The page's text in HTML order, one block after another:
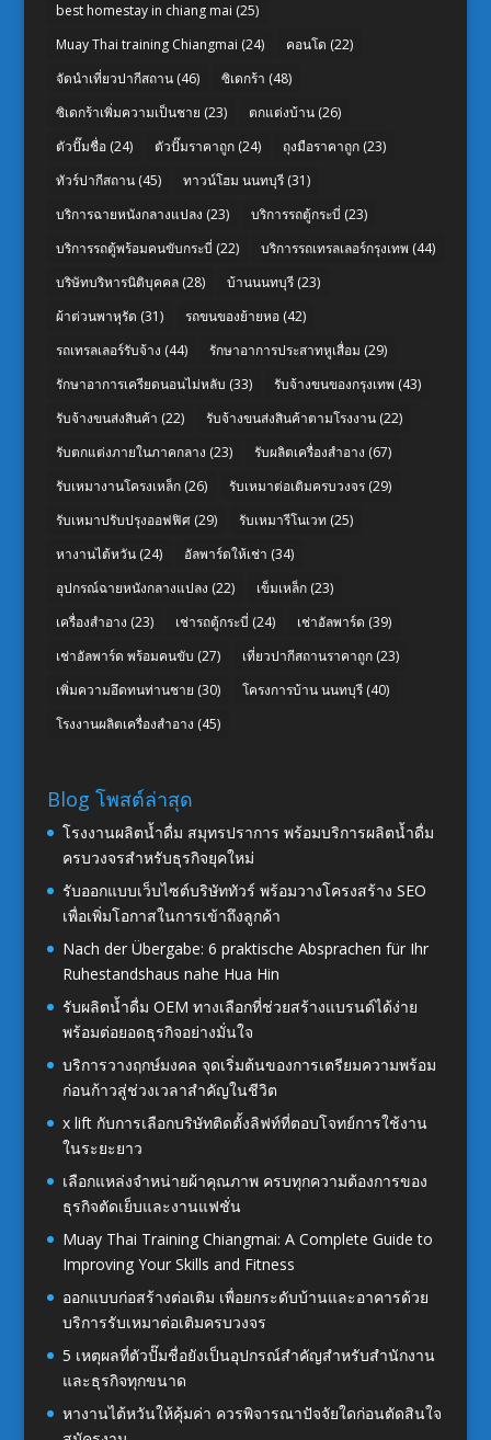
best homestay in chiang mai (25)
Muay Thai training Chiangmai (24) คอนโด (22)
จัดนำเที่ยวปากีสถาน(46) ซิเดกร้า (48)
ซิเดกร้าเพิ่มความเป็นชาย (23) ตกแต่งบ้าน(26)
ตัวปั๊มชื่อ(24) ตัวปั๊มราคาถูก(24) ถุงมือราคาถูก(23)
ทัวร์ปากีสถาน(45) ทาวน์โฮม นนทบุรี(31)
บริการฉายหนังกลางแปลง (23) บริการรถตู้กระบี่ (23)
บริการรถตู้พร้อมคนขับกระบี่ (22) บริการรถเทรลเลอร์กรุงเทพ (44)
บริษัทบริหารนิติบุคคล(28) บ้านนนทบุรี(23)
ผ้าต่วนพาหุรัด (31) รถขนของย้ายหอ(42)
รถเทรลเลอร์รับจ้าง (44) รักษาอาการประสาทหูเสื่อม (29)
รักษาอาการเครียดนอนไม่หลับ (33) รับจ้างขนของกรุงเทพ (43)
รับจ้างขนส่งสินค้า (22) รับจ้างขนส่งสินค้าตามโรงงาน(22)
รับตกแต่งภายในภาคกลาง (23) รับผลิตเครื่องสำอาง (67)
รับเหมางานโครงเหล็ก(26) รับเหมาต่อเติมครบวงจร(29)
รับเหมาปรับปรุงออฟฟิศ(29) รับเหมารีโนเวท (25)
หางานไต้หวัน(24) อัลพาร์ดให้เช่า (34)
อุปกรณ์ฉายหนังกลางแปลง (22) เข็มเหล็ก(23)
เครื่องสำอาง (23) เช่ารถตู้กระบี่ (24) เช่าอัลพาร์ด (39)
เช่าอัลพาร์ด พร้อมคนขับ (27) เที่ยวปากีสถานราคาถูก(23)
เพิ่มความอึดทนท่านชาย (30) โครงการบ้าน นนทบุรี(40)
โรงงานผลิตเครื่องสำอาง (45)
Blog โพสต์ล่าสุด
โรงงานผลิตน้ำดื่ม สมุทรปราการ พร้อมบริการผลิตน้ำดื่ม
ครบวงจรสำหรับธุรกิจยุคใหม่
รับออกแบบเว็บไซต์บริษัททัวร์ พร้อมวางโครงสร้าง SEO
เพื่อเพิ่มโอกาสในการเข้าถึงลูกค้า
Nach der Übergabe: 6 praktische Absprachen für Ihr
Ruhestandshaus nahe Hua Hin
รับผลิตน้ำดื่ม OEM ทางเลือกที่ช่วยสร้างแบรนด์ได้ง่าย
พร้อมต่อยอดธุรกิจอย่างมั่นใจ
บริการวางฤกษ์มงคล จุดเริ่มต้นของการเตรียมความพร้อม
ก่อนก้าวสู่ช่วงเวลาสำคัญในชีวิต
x lift กับการเลือกบริษัทติดตั้งลิฟท์ที่ตอบโจทย์การใช้งาน
ในระยะยาว
เลือกแหล่งจำหน่ายผ้าคุณภาพ ครบทุกความต้องการของ
ธุรกิจตัดเย็บและงานแฟชั่น
Muay Thai Training Chiangmai: A Complete Guide to
Improving Your Skills and Fitness
ออกแบบก่อสร้างต่อเติม เพื่อยกระดับบ้านและอาคารด้วย
บริการรับเหมาต่อเติมครบวงจร
5 เหตุผลที่ตัวปั๊มชื่อยังเป็นอุปกรณ์สำคัญสำหรับสำนักงาน
และธุรกิจทุกขนาด
หางานไต้หวันให้คุ้มค่า ควรพิจารณาปัจจัยใดก่อนตัดสินใจ